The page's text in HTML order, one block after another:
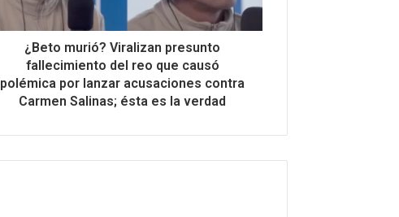
¿Beto murió? Viralizan presunto
fallecimiento del reo que causó
polémica por lanzar acusaciones contra
Carmen Salinas; ésta es la verdad